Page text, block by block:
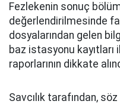
Fezlekenin sonuç
değerlendirilmesinde
dosyalarından gelen
baz istasyonu kayıtları
raporlarının dikkate
Savcılık tarafından,